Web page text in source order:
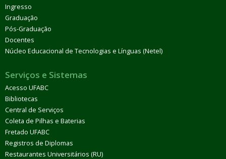
Ingresso
Graduação
Pós-Graduação
Docentes
Núcleo Educacional de Tecnologias e Línguas (Netel)
Serviços e Sistemas
Acesso UFABC
Bibliotecas
Central de Serviços
Coleta de Pilhas e Baterias
Fretado UFABC
Registros de Diplomas
Restaurantes Universitários (RU)